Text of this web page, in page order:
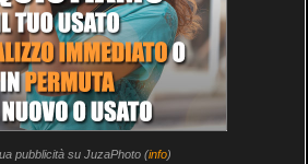
pubblicità su JuzaPhoto (info)